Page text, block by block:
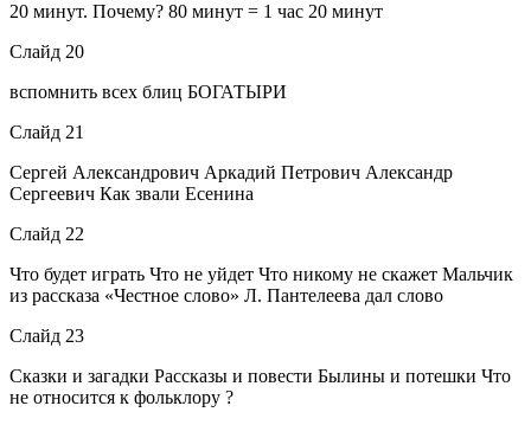
20 минут. Почему? 80 минут = 1 час 20 минут
Слайд 20
вспомнить всех блиц БОГАТЫРИ
Слайд 21
Сергей Александрович Аркадий Петрович Александр
Сергеевич Как звали Есенина
Слайд 22
Что будет играть Что не уйдет Что никому не скажет Мальчик
из рассказа «Честное слово» Л. Пантелеева дал слово
Слайд 23
Сказки и загадки Рассказы и повести Былины и потешки Что
не относится к фольклору ?